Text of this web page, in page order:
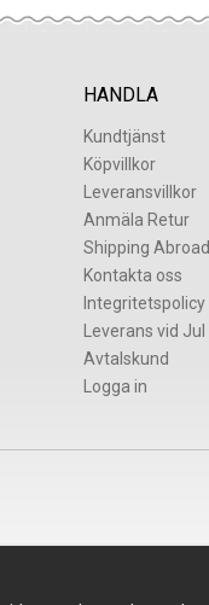
HANDLA
Kundtjänst
Köpvillkor
Leveransvillkor
Anmäla Retur
Shipping Abroad
Kontakta oss
Integritetspolicy
Leverans vid Jul
Avtalskund
Logga in